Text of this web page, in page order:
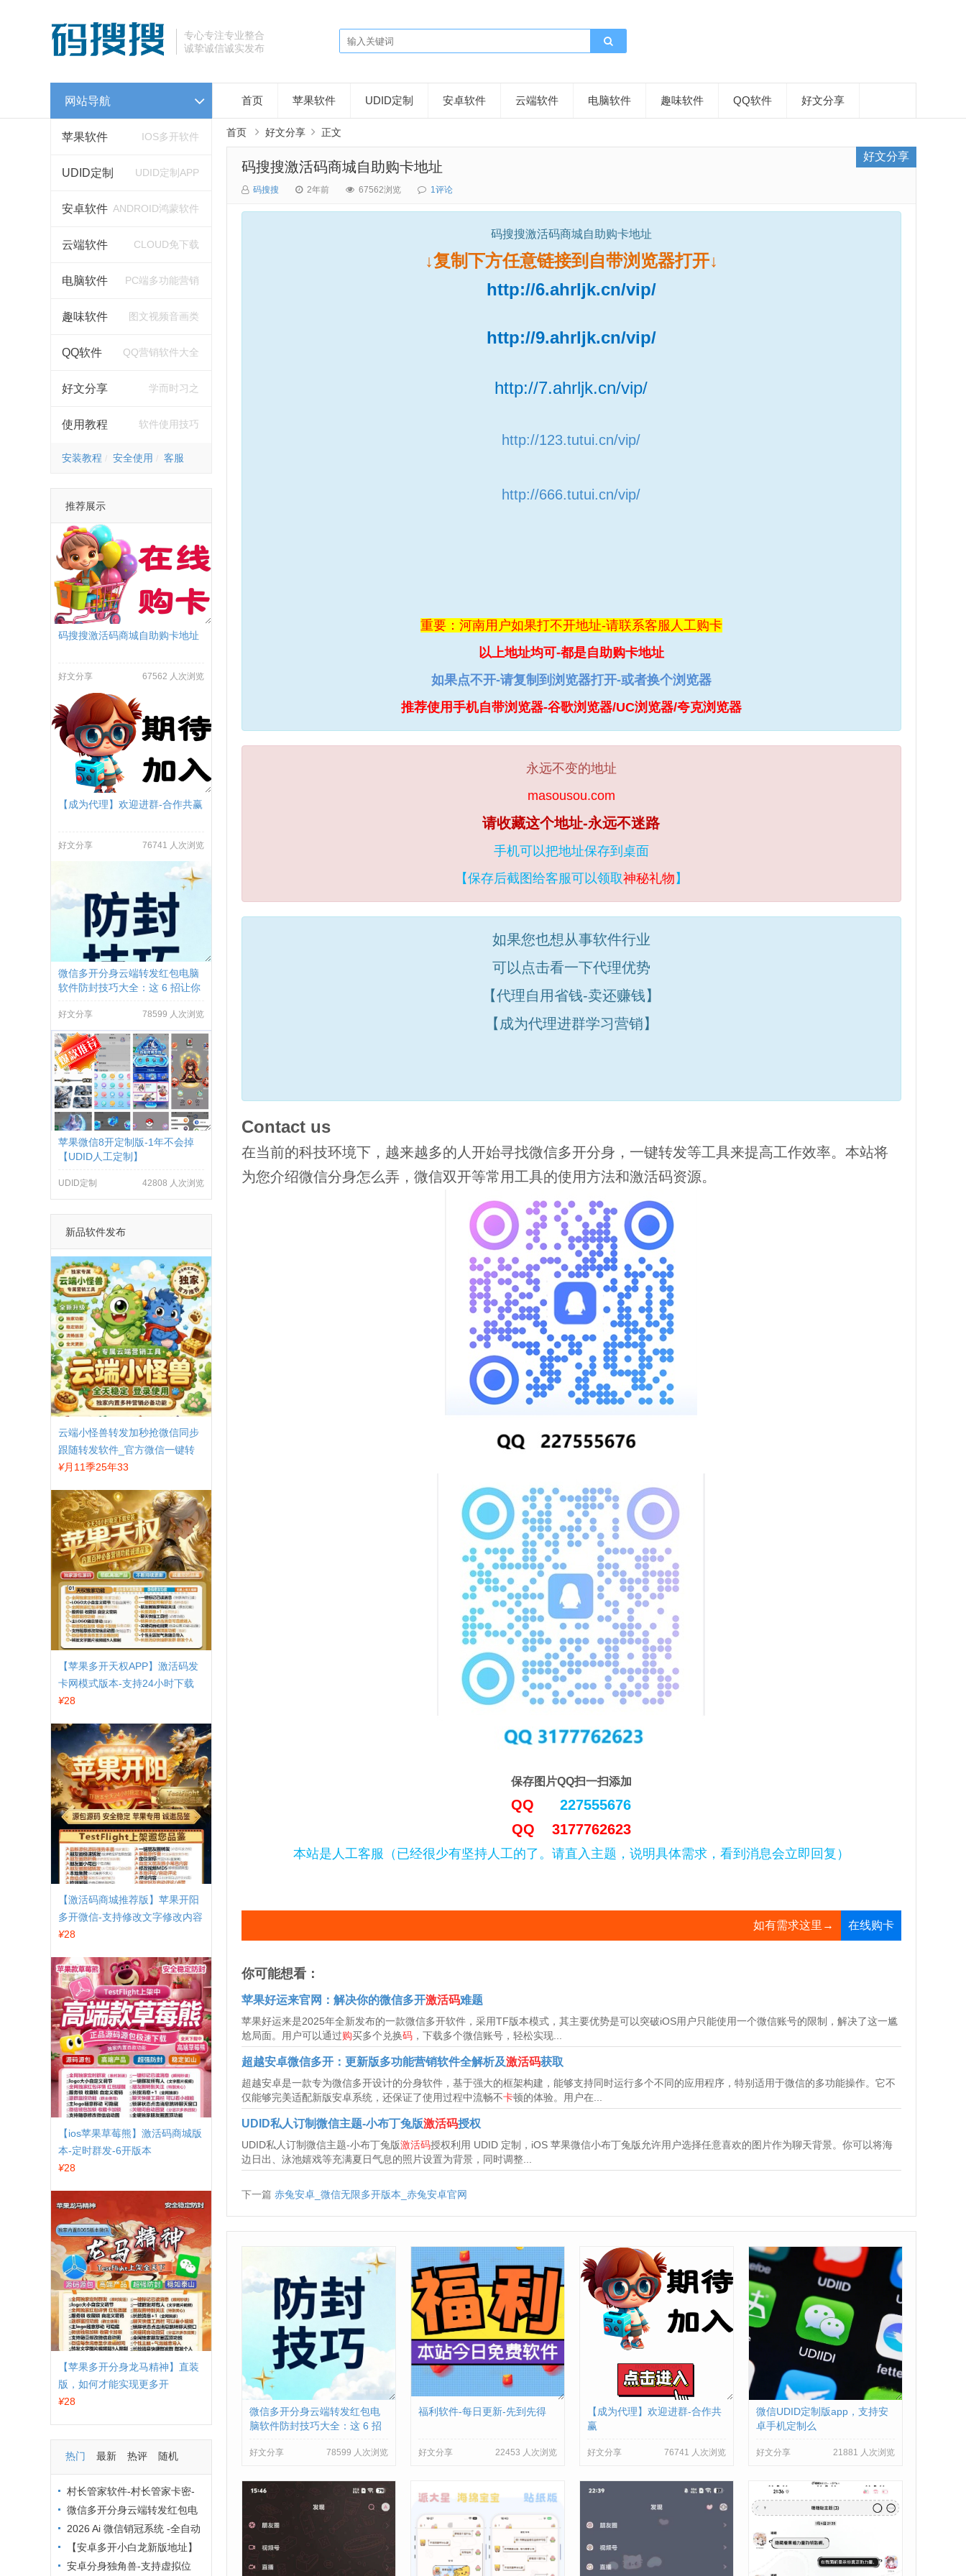
专心专注专业整合
诚挚诚信诚实发布
网站导航
苹果软件 IOS多开软件
UDID定制 UDID定制APP
安卓软件 ANDROID鸿蒙软件
云端软件 CLOUD免下载
电脑软件 PC端多功能营销
趣味软件 图文视频音画类
QQ软件 QQ营销软件大全
好文分享 学而时习之
使用教程 软件使用技巧
安装教程 安全使用 客服
推荐展示
码搜搜激活码商城自助购卡地址
好文分享 67562 人次浏览
【成为代理】欢迎进群-合作共赢
好文分享 76741 人次浏览
微信多开分身云端转发红包电脑
软件防封技巧大全：这 6 招让你
好文分享 78599 人次浏览
苹果微信8开定制版-1年不会掉
【UDID人工定制】
UDID定制 42808 人次浏览
新品软件发布
云端小怪兽转发加秒抢微信同步
跟随转发软件_官方微信一键转
发
¥月11季25年33
【苹果多开天权APP】激活码发
卡网模式版本-支持24小时下载
¥28
【激活码商城推荐版】苹果开阳
多开微信-支持修改文字修改内容
¥28
【ios苹果草莓熊】激活码商城版
本-定时群发-6开版本
¥28
【苹果多开分身龙马精神】直装
版，如何才能实现更多开
¥28
热门 最新 热评 随机
村长管家软件-村长管家卡密-
村长管家下载-村长管家群发工具
激活码
微信多开分身云端转发红包电
脑软件防封技巧大全：这 6 招让
你远离封号烦恼
2026 Ai 微信销冠系统 -全自动
获客 -企业微信营销降本增效方
案
【安卓多开小白龙新版地址】
【安卓猪猪分身定制版激活码授
安卓分身独角兽-支持虚拟位
首页 苹果软件 UDID定制 安卓软件 云端软件 电脑软件 趣味软件 QQ软件 好文分享
首页 好文分享 正文
码搜搜激活码商城自助购卡地址
好文分享
码搜搜 2年前 67562浏览 1评论
码搜搜激活码商城自助购卡地址
↓复制下方任意链接到自带浏览器打开↓
http://6.ahrljk.cn/vip/
http://9.ahrljk.cn/vip/
http://7.ahrljk.cn/vip/
http://123.tutui.cn/vip/
http://666.tutui.cn/vip/
重要：河南用户如果打不开地址-请联系客服人工购卡
以上地址均可-都是自助购卡地址
如果点不开-请复制到浏览器打开-或者换个浏览器
推荐使用手机自带浏览器-谷歌浏览器/UC浏览器/夸克浏览器
永远不变的地址
masousou.com
请收藏这个地址-永远不迷路
手机可以把地址保存到桌面
【保存后截图给客服可以领取神秘礼物 】
如果您也想从事软件行业
可以 点击看一下代理优势
【代理自用省钱-卖还赚钱】
【成为代理进群学习营销】
Contact us
在当前的科技环境下，越来越多的人开始寻找微信多开分身，一键转发等工具来提高工作效率。本站将
为您介绍微信分身怎么弄，微信双开等常用工具的使用方法和激活码资源。
保存图片QQ扫一扫添加
QQ 227555676
QQ 3177762623
本站是人工客服（已经很少有坚持人工的了。请直入主题，说明具体需求，看到消息会立即回复）
如有需求这里→ 在线购卡
你可能想看：
苹果好运来官网：解决你的微信多开激活码难题
苹果好运来是2025年全新发布的一款微信多开软件，采用TF版本模式，其主要优势是可以突破iOS用户只能使用一个微信账号的限制，解决了这一尴
尬局面。用户可以通过购买多个兑换码，下载多个微信账号，轻松实现...
超越安卓微信多开：更新版多功能营销软件全解析及激活码获取
超越安卓是一款专为微信多开设计的分身软件，基于强大的框架构建，能够支持同时运行多个不同的应用程序，特别适用于微信的多功能操作。它不
仅能够完美适配新版安卓系统，还保证了使用过程中流畅不卡顿的体验。用户在...
UDID私人订制微信主题-小布丁兔版激活码授权
UDID私人订制微信主题-小布丁兔版激活码授权利用 UDID 定制，iOS 苹果微信小布丁兔版允许用户选择任意喜欢的图片作为聊天背景。你可以将海
边日出、泳池嬉戏等充满夏日气息的照片设置为背景，同时调整...
下一篇 赤兔安卓_微信无限多开版本_赤兔安卓官网
微信多开分身云端转发红包电
脑软件防封技巧大全：这 6 招
好文分享 78599 人次浏览
福利软件-每日更新-先到先得
好文分享 22453 人次浏览
【成为代理】欢迎进群-合作共
赢
好文分享 76741 人次浏览
微信UDID定制版app，支持安
卓手机定制么
好文分享 21881 人次浏览